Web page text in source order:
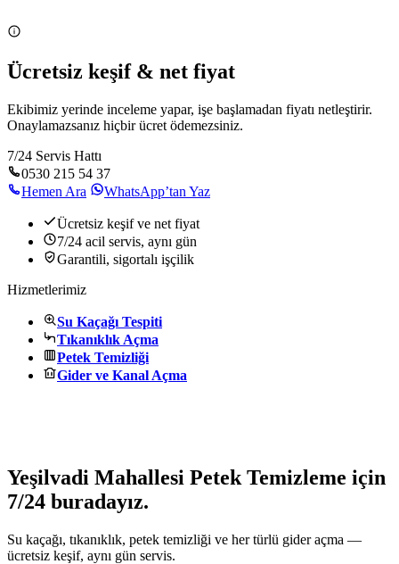
Ücretsiz keşif & net fiyat
Ekibimiz yerinde inceleme yapar, işe başlamadan fiyatı netleştirir.
Onaylamazsanız hiçbir ücret ödemezsiniz.
7/24 Servis Hattı
0530 215 54 37
Hemen Ara
WhatsApp’tan Yaz
Ücretsiz keşif ve net fiyat
7/24 acil servis, aynı gün
Garantili, sigortalı işçilik
Hizmetlerimiz
Su Kaçağı Tespiti
Tıkanıklık Açma
Petek Temizliği
Gider ve Kanal Açma
Yeşilvadi Mahallesi Petek Temizleme için
7/24 buradayız.
Su kaçağı, tıkanıklık, petek temizliği ve her türlü gider açma —
ücretsiz keşif, aynı gün servis.